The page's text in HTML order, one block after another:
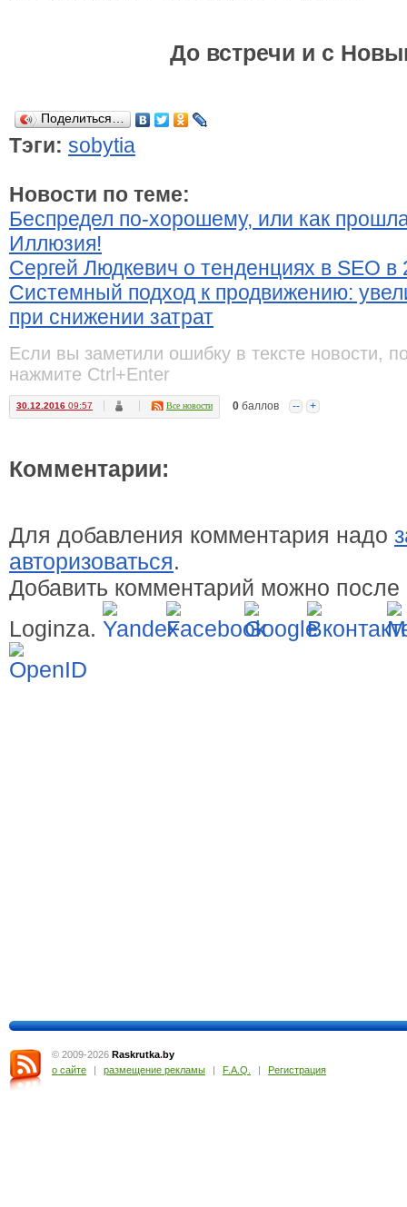
До встречи и с
Поделиться…
Тэги: sobytia
Новости по теме:
Беспредел по-хорошему, или как
Иллюзия!
Сергей Людкевич о тенденциях в SEO в
Системный подход к продвижению:
при снижении затрат
Если вы заметили ошибку в тексте новости,
нажмите Ctrl+Enter
30.12.2016 09:57 Все новости 0 баллов -- +
Комментарии:
Для добавления комментария надо
авторизоваться.
Добавить комментарий можно после
Loginza.
© 2009-2026 Raskrutka.by
о сайте
| размещение рекламы | F.A.Q. | Регистрация